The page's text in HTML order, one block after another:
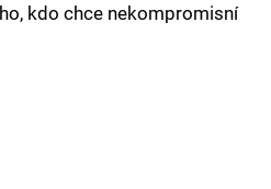
kdo chce nekompromisní